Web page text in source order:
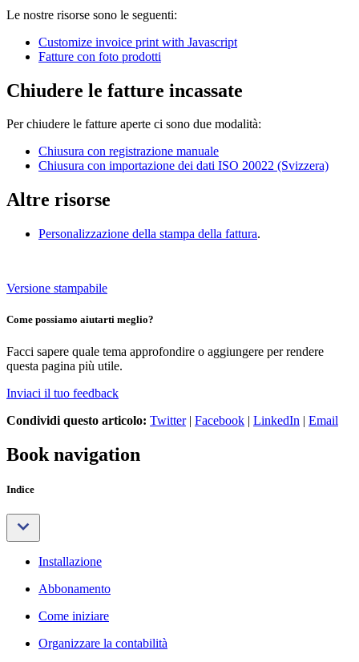
Le nostre risorse sono le seguenti:
Customize invoice print with Javascript
Fatture con foto prodotti
Chiudere le fatture incassate
Per chiudere le fatture aperte ci sono due modalità:
Chiusura con registrazione manuale
Chiusura con importazione dei dati ISO 20022 (Svizzera)
Altre risorse
Personalizzazione della stampa della fattura.
Versione stampabile
Come possiamo aiutarti meglio?
Facci sapere quale tema approfondire o aggiungere per rendere
questa pagina più utile.
Inviaci il tuo feedback
Condividi questo articolo: Twitter| Facebook | LinkedIn | Email
Book navigation
Indice
Installazione
Abbonamento
Come iniziare
Organizzare la contabilità